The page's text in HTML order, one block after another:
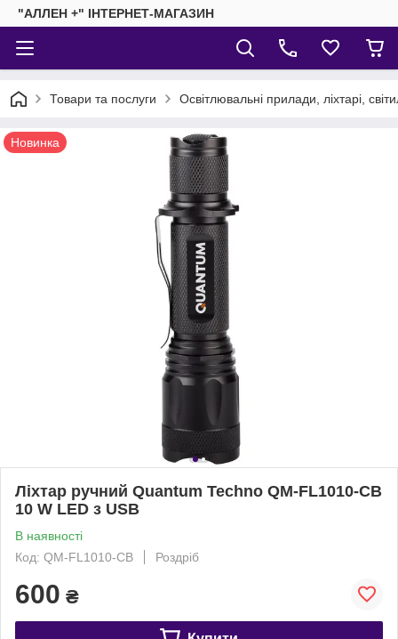
"АЛЛЕН +" ІНТЕРНЕТ-МАГАЗИН
Товари та послуги Освітлювальні прилади, ліхтарі,
Новинка
Ліхтар ручний Quantum Techno QM-FL1010-CB
10 W LED з USB
В наявності
Код: QM-FL1010-CB
Роздріб
600 ₴